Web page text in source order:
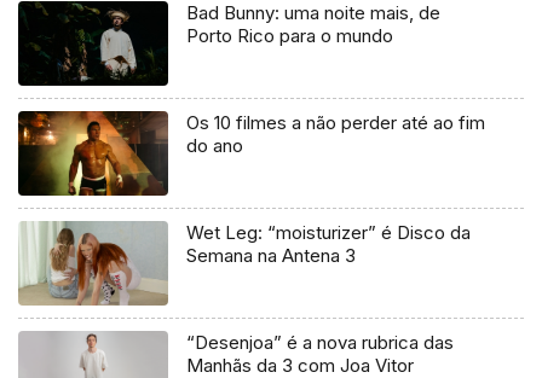
Bad Bunny: uma noite mais, de
Porto Rico para o mundo
Os 10 filmes a não perder até ao fim
do ano
Wet Leg: “moisturizer” é Disco da
Semana na Antena 3
“Desenjoa” é a nova rubrica das
Manhãs da 3 com Joa Vitor